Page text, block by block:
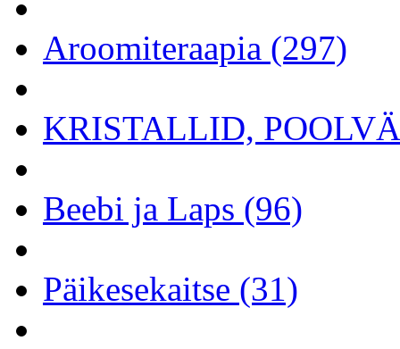
Aroomiteraapia (297)
KRISTALLID,
Beebi ja Laps (96)
Päikesekaitse (31)